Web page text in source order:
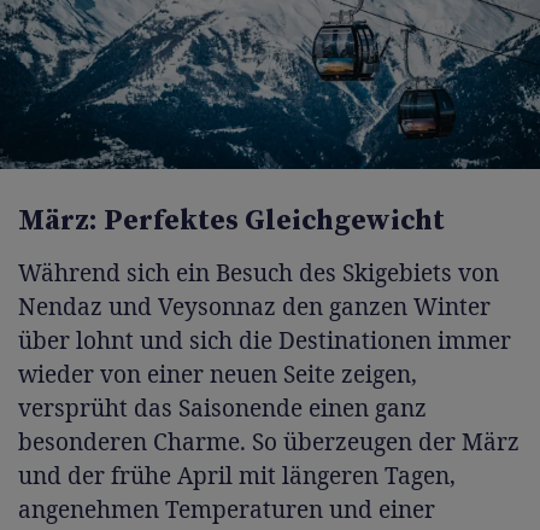
März: Perfektes Gleichgewicht
Während sich ein Besuch des Skigebiets von
Nendaz und Veysonnaz den ganzen Winter
über lohnt und sich die Destinationen immer
wieder von einer neuen Seite zeigen,
versprüht das Saisonende einen ganz
besonderen Charme. So überzeugen der März
und der frühe April mit längeren Tagen,
angenehmen Temperaturen und einer